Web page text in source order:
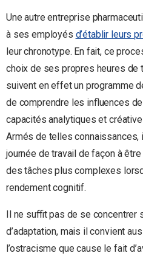
Une autre entreprise
à ses employés d’établir leurs
leur chronotype. En fait, ce
choix de ses propres heures de
suivent en effet un programme
de comprendre les influences
capacités analytiques et
Armés de telles
journée de travail de façon à
des tâches plus complexes
rendement cognitif.
Il ne suffit pas de se
d’adaptation, mais il convient
l’ostracisme que cause le fait